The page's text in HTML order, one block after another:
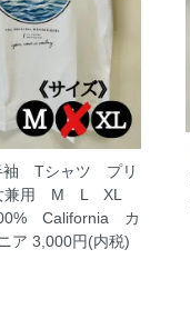
袖 Tシャツ プリ
兼用 M L XL
California カ
ア 3,000円(内税)